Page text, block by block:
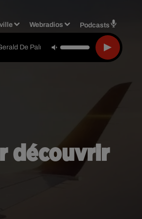
Webradios Podcasts
De Palmas
découvrir